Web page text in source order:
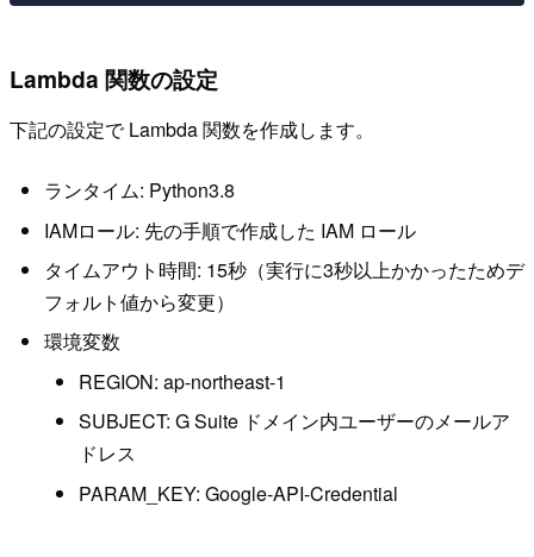
Lambda 関数の設定
下記の設定で Lambda 関数を作成します。
ランタイム: Python3.8
IAMロール: 先の手順で作成した IAM ロール
タイムアウト時間: 15秒（実行に3秒以上かかったためデ
フォルト値から変更）
環境変数
REGION: ap-northeast-1
SUBJECT: G Suite ドメイン内ユーザーのメールア
ドレス
PARAM_KEY: Google-API-Credential